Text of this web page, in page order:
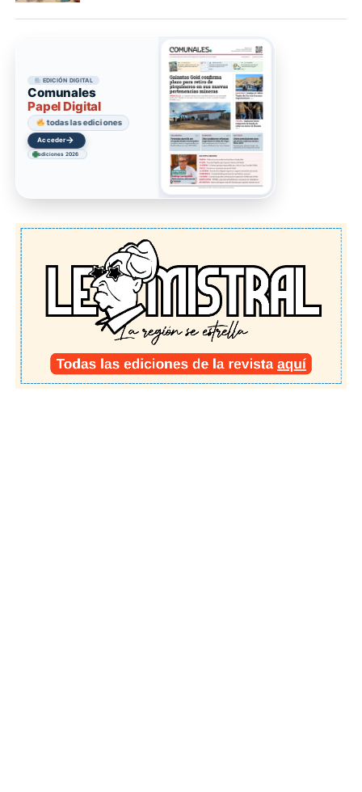
EDICIÓN DIGITAL
Comunales
Papel Digital
todas las ediciones
Acceder→
ediciones 2026